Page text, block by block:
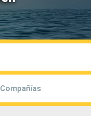
Compañías